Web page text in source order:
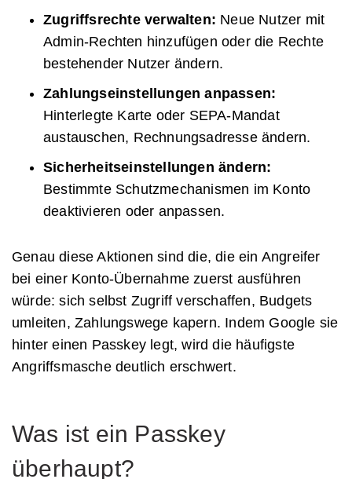
Zugriffsrechte verwalten: Neue Nutzer mit
Admin-Rechten hinzufügen oder die Rechte
bestehender Nutzer ändern.
Zahlungseinstellungen anpassen:
Hinterlegte Karte oder SEPA-Mandat
austauschen, Rechnungsadresse ändern.
Sicherheitseinstellungen ändern:
Bestimmte Schutzmechanismen im Konto
deaktivieren oder anpassen.
Genau diese Aktionen sind die, die ein Angreifer
bei einer Konto-Übernahme zuerst ausführen
würde: sich selbst Zugriff verschaffen, Budgets
umleiten, Zahlungswege kapern. Indem Google sie
hinter einen Passkey legt, wird die häufigste
Angriffsmasche deutlich erschwert.
Was ist ein Passkey
überhaupt?